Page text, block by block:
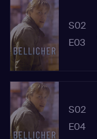
S02
E03
S02
E04